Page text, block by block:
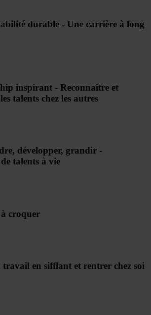
durable - Une carrière à long
inspirant - Reconnaître et
talents chez les autres
développer, grandir -
talents à vie
croquer
en sifflant et rentrer chez soi